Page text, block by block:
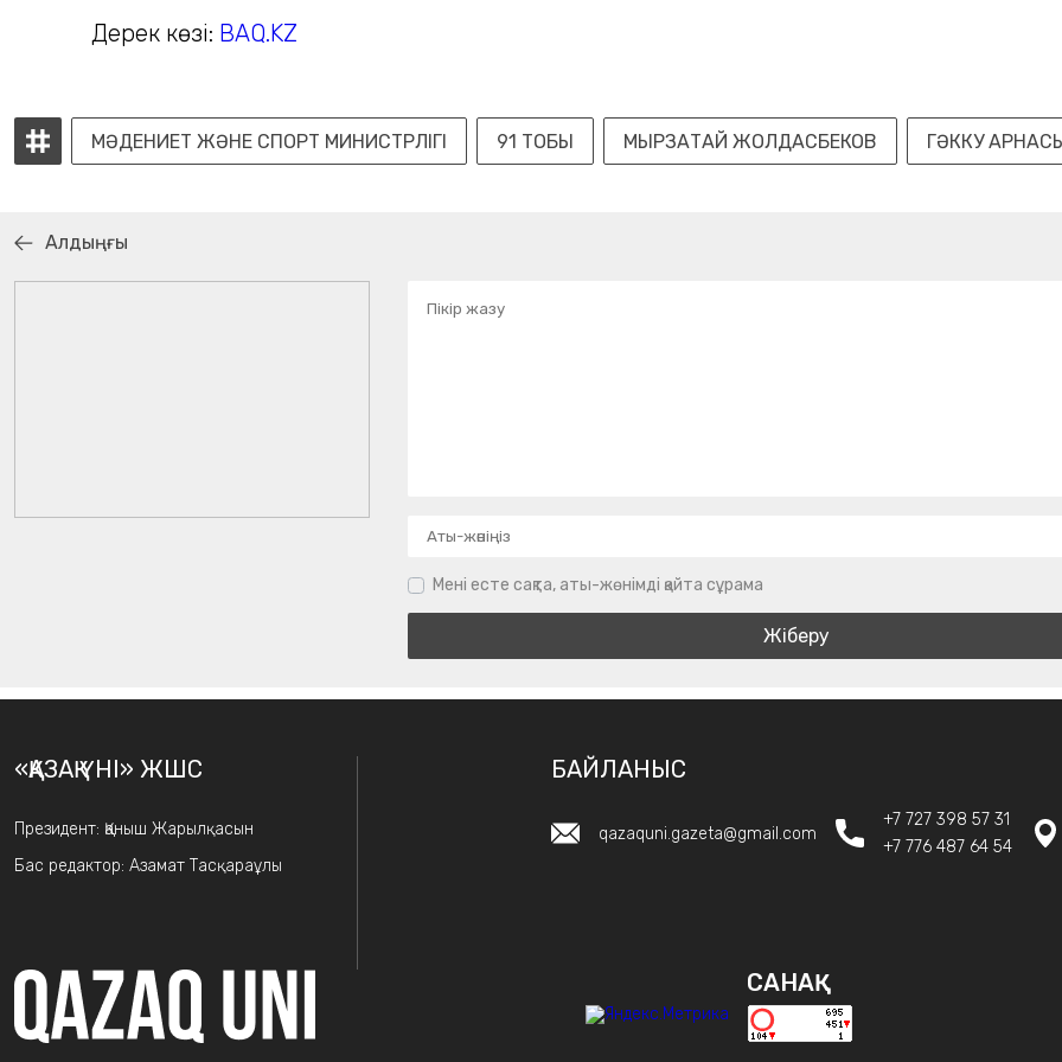
Дерек көзі: BAQ.KZ
МӘДЕНИЕТ ЖӘНЕ СПОРТ МИНИСТРЛІГІ 91 ТОБЫ МЫРЗАТАЙ ЖОЛДАСБЕКОВ ГӘККУ
Алдыңғы
Мені есте сақта, аты-жөнімді қайта сұрама
«ҚАЗАҚ ҮНІ» ЖШС
Президент: Қаныш Жарылқасын
Бас редактор: Азамат Тасқараұлы
БАЙЛАНЫС
qazaquni.gazeta@gmail.com
+7 727 398 57 31
+7 776 487 64 54
САНАҚ